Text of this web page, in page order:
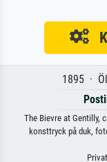
1895 ·
The Bievre at Gentilly,
konsttryck på duk,